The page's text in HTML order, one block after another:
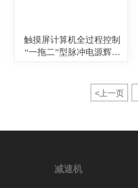
触摸屏计算机全过程控制
“一拖二”型脉冲电源辉光
<上一页
减速机